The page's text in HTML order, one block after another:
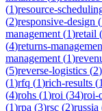
(1)resource-
(2)responsive-design (
management (1)retail (
(4)returns-
management (1)
(5)reverse-logistics (2)
(1)rfq (1)rich-results (1
(4)rohs (1)roi (34)roi-
(1)rpa (3)rsc (2)russia